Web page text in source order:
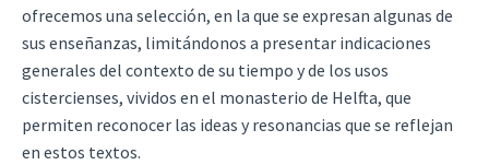
ofrecemos una selección, en la que se expresan algunas de
sus enseñanzas, limitándonos a presentar indicaciones
generales del contexto de su tiempo y de los usos
cistercienses, vividos en el monasterio de Helfta, que
permiten reconocer las ideas y resonancias que se reflejan
en estos textos.